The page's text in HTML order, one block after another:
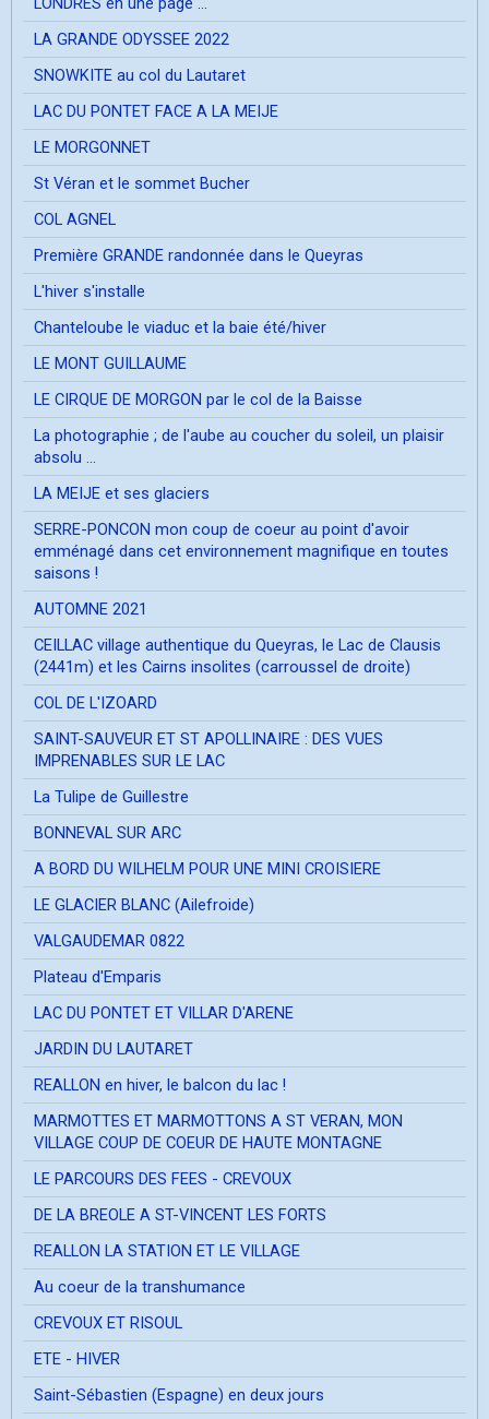
LA GRANDE ODYSSEE 2022
SNOWKITE au col du Lautaret
LAC DU PONTET FACE A LA MEIJE
LE MORGONNET
St Véran et le sommet Bucher
COL AGNEL
Première GRANDE randonnée dans le Queyras
L'hiver s'installe
Chanteloube le viaduc et la baie été/hiver
LE MONT GUILLAUME
LE CIRQUE DE MORGON par le col de la Baisse
La photographie ; de l'aube au coucher du soleil, un plaisir
absolu ...
LA MEIJE et ses glaciers
SERRE-PONCON mon coup de coeur au point d'avoir
emménagé dans cet environnement magnifique en toutes
saisons !
AUTOMNE 2021
CEILLAC village authentique du Queyras, le Lac de Clausis
(2441m) et les Cairns insolites (carroussel de droite)
COL DE L'IZOARD
SAINT-SAUVEUR ET ST APOLLINAIRE : DES VUES
IMPRENABLES SUR LE LAC
La Tulipe de Guillestre
BONNEVAL SUR ARC
A BORD DU WILHELM POUR UNE MINI CROISIERE
LE GLACIER BLANC (Ailefroide)
VALGAUDEMAR 0822
Plateau d'Emparis
LAC DU PONTET ET VILLAR D'ARENE
JARDIN DU LAUTARET
REALLON en hiver, le balcon du lac !
MARMOTTES ET MARMOTTONS A ST VERAN, MON
VILLAGE COUP DE COEUR DE HAUTE MONTAGNE
LE PARCOURS DES FEES - CREVOUX
DE LA BREOLE A ST-VINCENT LES FORTS
REALLON LA STATION ET LE VILLAGE
Au coeur de la transhumance
CREVOUX ET RISOUL
ETE - HIVER
Saint-Sébastien (Espagne) en deux jours